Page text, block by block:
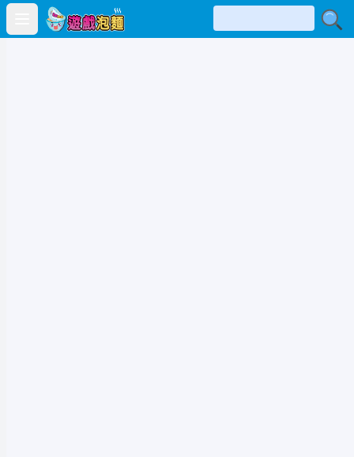
Open main menu